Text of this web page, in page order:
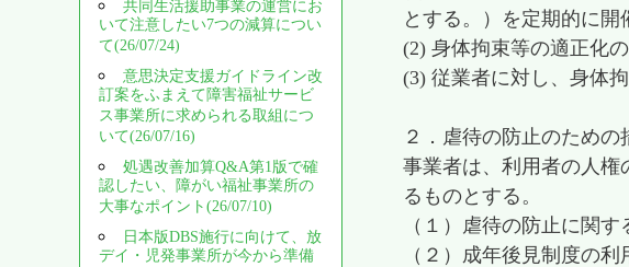
とする。）を定期的に開
(2) 身体拘束等の適正化
(3) 従業者に対し、身体
２．虐待の防止のための
事業者は、利用者の人権
るものとする。
（１）虐待の防止に関
（２）成年後見制度の利
共同生活援助事業の運営にお
いて注意したい7つの減算につい
て(26/07/24)
意思決定支援ガイドライン改
訂案をふまえて障害福祉サービ
ス事業所に求められる取組につ
いて(26/07/16)
処遇改善加算Q&A第1版で確
認したい、障がい福祉事業所の
大事なポイント(26/07/10)
日本版DBS施行に向けて、放
デイ・児発事業所が今から準備